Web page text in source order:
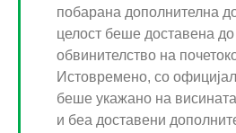
побарана дополнителна
целост беше доставена
обвинителство на
Истовремено, со
беше укажано на
и беа доставени